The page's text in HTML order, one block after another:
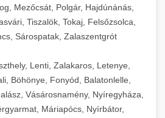
Mezőcsát, Polgár, Hajdúnánás,
Tiszalök, Tokaj, Felsőzsolca,
Sárospatak, Zalaszentgrót
Lenti, Zalakaros, Letenye,
Böhönye, Fonyód, Balatonlelle,
Vásárosnamény, Nyíregyháza,
Máriapócs, Nyírbátor,